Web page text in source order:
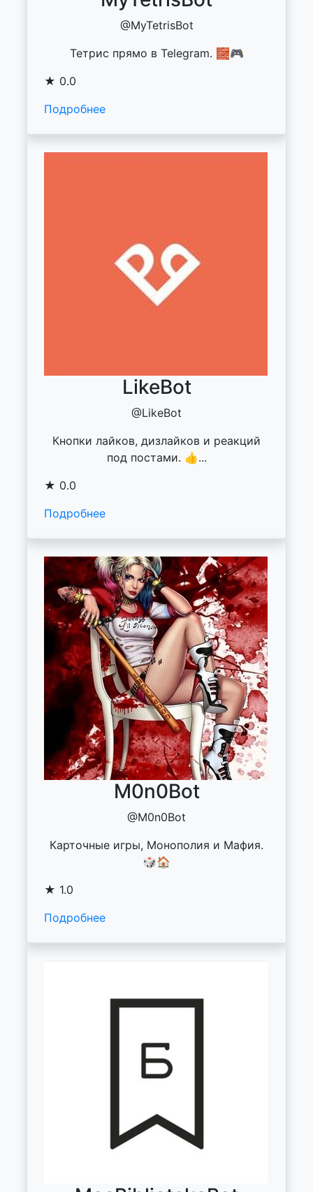
@MyTetrisBot
Тетрис прямо в Telegram. 🧱🎮
★ 0.0
Подробнее
LikeBot
@LikeBot
Кнопки лайков, дизлайков и реакций
под постами. 👍...
★ 0.0
Подробнее
M0n0Bot
@M0n0Bot
Карточные игры, Монополия и Мафия.
🎲🏠
★ 1.0
Подробнее